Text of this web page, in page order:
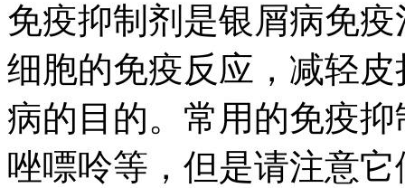
免疫抑制剂是银屑病免
细胞的免疫反应，减轻
病的目的。常用的免疫
唑嘌呤等，但是请注意